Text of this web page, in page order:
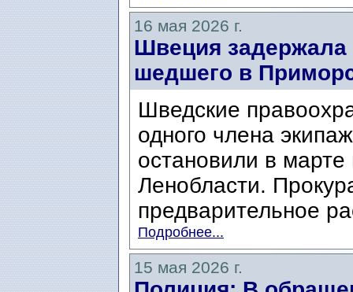
16 мая 2026 г.
Швеция задержала
шедшего в
Шведские
одного члена
остановили в
Ленобласти.
предварительное
Подробнее...
15 мая 2026 г.